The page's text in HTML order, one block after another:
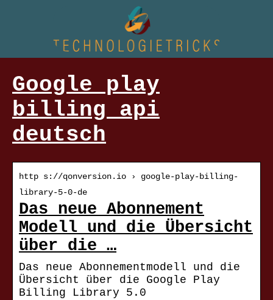
Google play
billing api
deutsch
http s://qonversion.io › google-play-billing-
library-5-0-de
Das neue Abonnement
Modell und die Übersicht
über die …
Das neue Abonnementmodell und die
Übersicht über die Google Play
Billing Library 5.0